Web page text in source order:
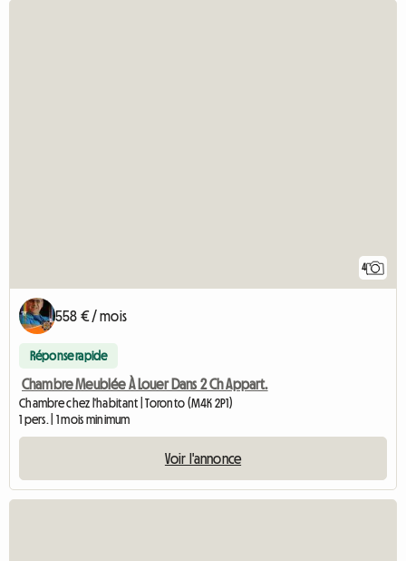
4
558 € / mois
Réponse rapide
Chambre Meublée À Louer Dans 2 Ch Appart.
Chambre chez l'habitant | Toronto (M4K 2P1)
1 pers. | 1 mois minimum
Voir l'annonce